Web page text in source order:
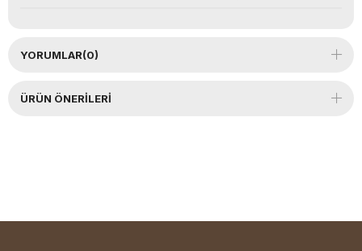
YORUMLAR(0)
ÜRÜN ÖNERILERI